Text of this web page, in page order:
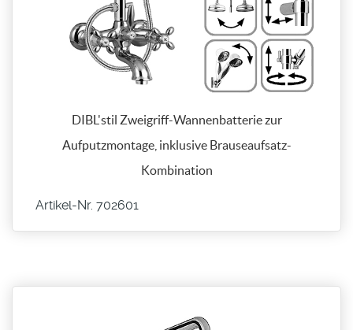
DIBL'stil Zweigriff-Wannenbatterie zur
Aufputzmontage, inklusive Brauseaufsatz-
Kombination
Artikel-Nr. 702601